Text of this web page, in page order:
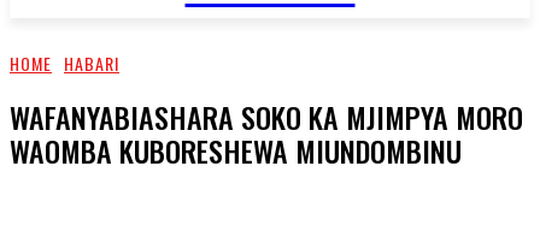
HOME HABARI
WAFANYABIASHARA SOKO KA MJIMPYA MORO
WAOMBA KUBORESHEWA MIUNDOMBINU